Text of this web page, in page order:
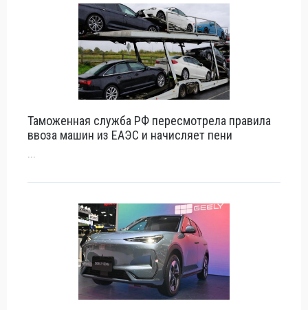
Таможенная служба РФ пересмотрела правила
ввоза машин из ЕАЭС и начисляет пени
...